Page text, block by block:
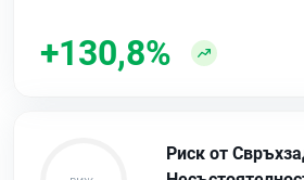
+130,8%
Риск от